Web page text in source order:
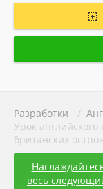
Разработки /
Урок
британских
весь